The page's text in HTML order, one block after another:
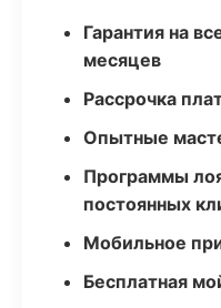
Гарантия на
месяцев
Рассрочка
Опытные
Программы
постоянных
Мобильное
Бесплатная